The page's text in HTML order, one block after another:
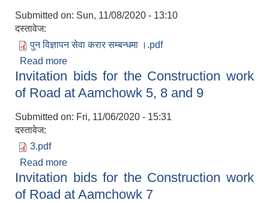
Submitted on: Sun, 11/08/2020 - 13:10
दस्तावेज:
पुन विज्ञापन सेवा करार सम्बन्धमा ।.pdf
Read more
Invitation bids for the Construction work
of Road at Aamchowk 5, 8 and 9
Submitted on: Fri, 11/06/2020 - 15:31
दस्तावेज:
3.pdf
Read more
of Road at Aamchowk 5, 8 and 9
Invitation bids for the Construction work
of Road at Aamchowk 7